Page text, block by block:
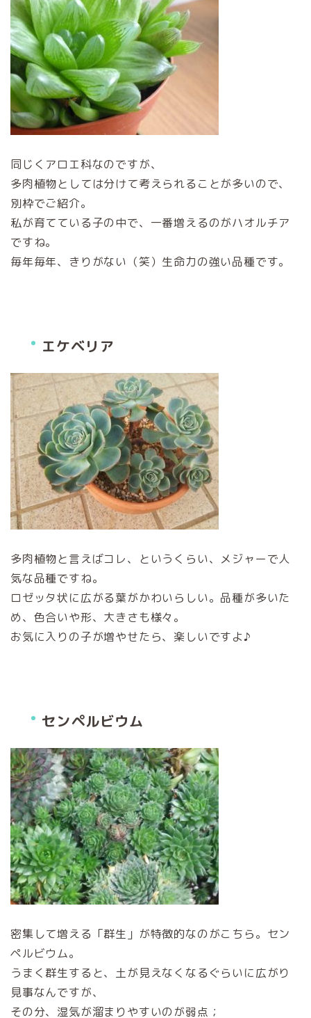
同じくアロエ科なのですが、
多肉植物としては分けて考えられることが多いので、
別枠でご紹介。
私が育てている子の中で、一番増えるのがハオルチア
ですね。
毎年毎年、きりがない（笑）生命力の強い品種です。
エケベリア
多肉植物と言えばコレ、というくらい、メジャーで人
気な品種ですね。
ロゼッタ状に広がる葉がかわいらしい。品種が多いた
め、色合いや形、大きさも様々。
お気に入りの子が増やせたら、楽しいですよ♪
センペルビウム
密集して増える「群生」が特徴的なのがこちら。セン
ペルビウム。
うまく群生すると、土が見えなくなるぐらいに広がり
見事なんですが、
その分、湿気が溜まりやすいのが弱点；